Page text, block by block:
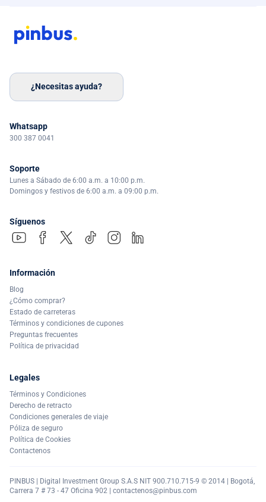
¿Necesitas ayuda?
Whatsapp
300 387 0041
Soporte
Lunes a Sábado de 6:00 a.m. a 10:00 p.m.
Domingos y festivos de 6:00 a.m. a 09:00 p.m.
Síguenos
Información
Blog
¿Cómo comprar?
Estado de carreteras
Términos y condiciones de cupones
Preguntas frecuentes
Política de privacidad
Legales
Términos y Condiciones
Derecho de retracto
Condiciones generales de viaje
Póliza de seguro
Política de Cookies
Contactenos
PINBUS | Digital Investment Group S.A.S NIT 900.710.715-9 © 2014 | Bogotá,
Carrera 7 # 73 - 47 Oficina 902 | contactenos@pinbus.com